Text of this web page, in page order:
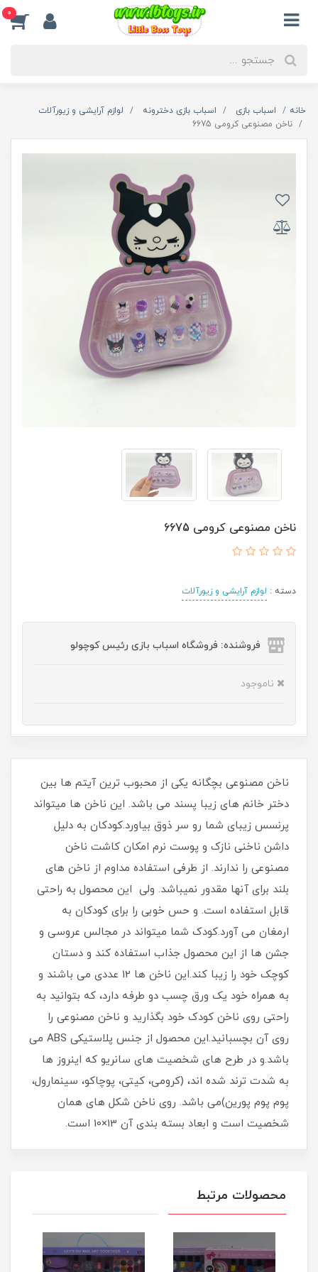
0
خانه اسباب بازی اسباب بازی دخترونه
لوازم آرایشی و زیورآلات
ناخن مصنوعی کرومی 6675
ناخن مصنوعی کرومی 6675
دسته : لوازم آرایشی و زیورآلات
فروشنده: فروشگاه اسباب بازی رئیس کوچولو
ناموجود
ناخن مصنوعی بچگانه یکی از محبوب ترین آیتم ها بین
دختر خانم های زیبا پسند می باشد. این ناخن ها میتواند
پرنسس زیبای شما رو سر ذوق بیاورد.کودکان به دلیل
داشن ناخنی نازک و پوست نرم امکان کاشت ناخن
مصنوعی را ندارند. از طرفی استفاده مداوم از ناخن های
بلند برای آنها مقدور نمیباشد. ولی این محصول به راحتی
قابل استفاده است. و حس خوبی را برای کودکان به
ارمغان می آورد.کودک شما میتواند در مجالس عروسی و
جشن ها از این محصول جذاب استفاده کند و دستان
کوچک خود را زیبا کند.این ناخن ها 12 عددی می باشند و
به همراه خود یک ورق چسب دو طرفه دارد، که بتوانید به
راحتی روی ناخن کودک خود بگذارید و ناخن مصنوعی را
روی آن بچسبانید.این محصول از جنس پلاستیکی ABS می
باشد.و در طرح های شخصیت های سانریو که اینروز ها
به شدت ترند شده اند، (کرومی، کیتی، پوچاکو، سینمارول،
پوم پوم پورین)می باشد. روی ناخن شکل های همان
شخصیت است و ابعاد بسته بندی آن 13×10 است.
محصولات مرتبط